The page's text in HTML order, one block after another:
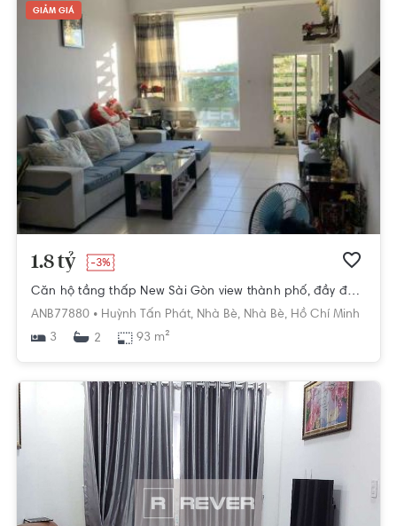
GIẢM GIÁ
1.8 tỷ -3%
Căn hộ tầng thấp New Sài Gòn view thành phố, đầy đủ nội thất.
ANB77880 • Huỳnh Tấn Phát, Nhà Bè, Nhà Bè, Hồ Chí Minh
3
2 93 m²